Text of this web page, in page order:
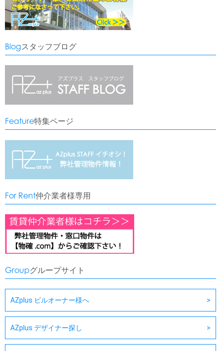
Blogスタッフブログ
Feature特集ページ
For Rent仲介業者様専用
Groupグループサイト
AZplus ビルオーナー様へ
AZplus デザイナー探し